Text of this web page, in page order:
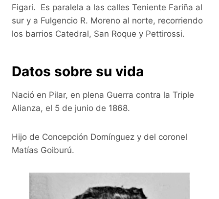
Figari. Es paralela a las calles Teniente Fariña al
sur y a Fulgencio R. Moreno al norte, recorriendo
los barrios Catedral, San Roque y Pettirossi.
Datos sobre su vida
Nació en Pilar, en plena Guerra contra la Triple
Alianza, el 5 de junio de 1868.
Hijo de Concepción Domínguez y del coronel
Matías Goiburú.